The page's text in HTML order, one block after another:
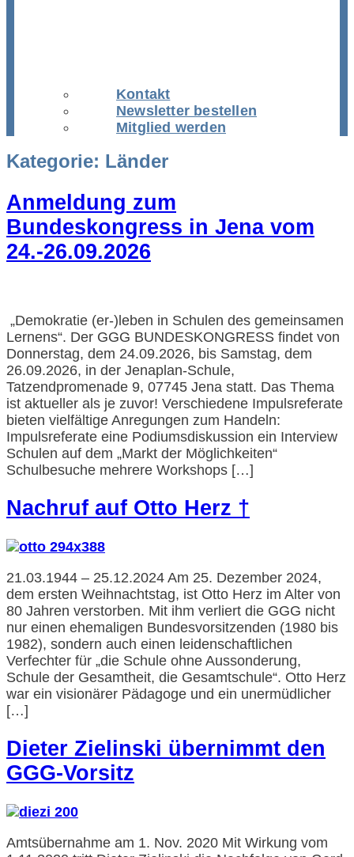
Kontakt
Newsletter bestellen
Mitglied werden
Kategorie: Länder
Anmeldung zum
Bundeskongress in Jena vom
24.-26.09.2026
„Demokratie (er-)leben in Schulen des gemeinsamen
Lernens“. Der GGG BUNDESKONGRESS findet von
Donnerstag, dem 24.09.2026, bis Samstag, dem
26.09.2026, in der Jenaplan-Schule,
Tatzendpromenade 9, 07745 Jena statt. Das Thema
ist aktueller als je zuvor! Verschiedene Impulsreferate
bieten vielfältige Anregungen zum Handeln:
Impulsreferate eine Podiumsdiskussion ein Interview
Schulen auf dem „Markt der Möglichkeiten“
Schulbesuche mehrere Workshops […]
Nachruf auf Otto Herz †
21.03.1944 – 25.12.2024 Am 25. Dezember 2024,
dem ersten Weihnachtstag, ist Otto Herz im Alter von
80 Jahren verstorben. Mit ihm verliert die GGG nicht
nur einen ehemaligen Bundesvorsitzenden (1980 bis
1982), sondern auch einen leidenschaftlichen
Verfechter für „die Schule ohne Aussonderung,
Schule der Gesamtheit, die Gesamtschule“. Otto Herz
war ein visionärer Pädagoge und ein unermüdlicher
[…]
Dieter Zielinski übernimmt den
GGG-Vorsitz
Amtsübernahme am 1. Nov. 2020 Mit Wirkung vom